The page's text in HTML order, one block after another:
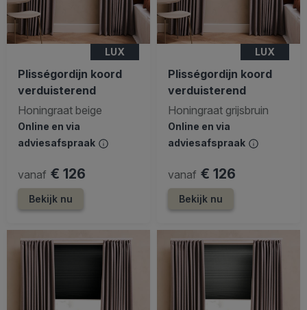
LUX
Plisségordijn koord
verduisterend
Honingraat beige
Online en via
adviesafspraak
vanaf € 126
Bekijk nu
LUX
Plisségordijn koord
verduisterend
Honingraat grijsbruin
Online en via
adviesafspraak
vanaf € 126
Bekijk nu